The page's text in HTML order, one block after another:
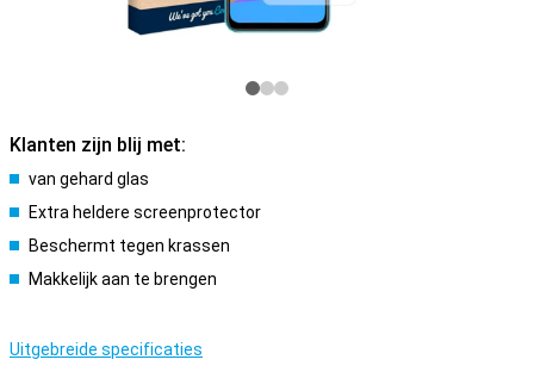
Klanten zijn blij met:
van gehard glas
Extra heldere screenprotector
Beschermt tegen krassen
Makkelijk aan te brengen
Uitgebreide specificaties